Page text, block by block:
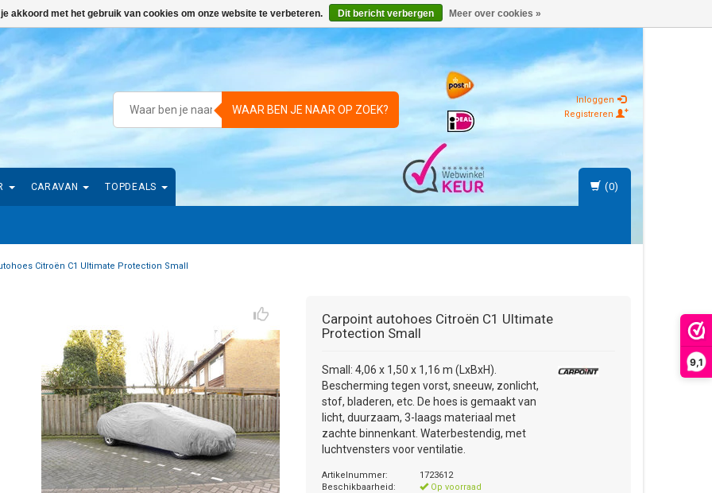
9,1
WAAR BEN JE NAAR OP ZOEK?
Inloggen
Registreren
CARAVAN TOPDEALS (0)
Citroën C1 Ultimate Protection Small
Carpoint autohoes Citroën C1 Ultimate
Protection Small
Small: 4,06 x 1,50 x 1,16 m (LxBxH).
Bescherming tegen vorst, sneeuw, zonlicht,
stof, bladeren, etc. De hoes is gemaakt van
licht, duurzaam, 3-laags materiaal met
zachte binnenkant. Waterbestendig, met
luchtvensters voor ventilatie.
Artikelnummer:
1723612
Beschikbaarheid:
Op voorraad
akkoord met het gebruik van cookies om onze website te verbeteren. Dit bericht verbergen Meer over cookies »